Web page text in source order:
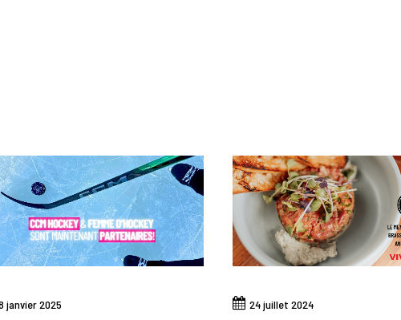
janvier 2025 24 juillet 2024